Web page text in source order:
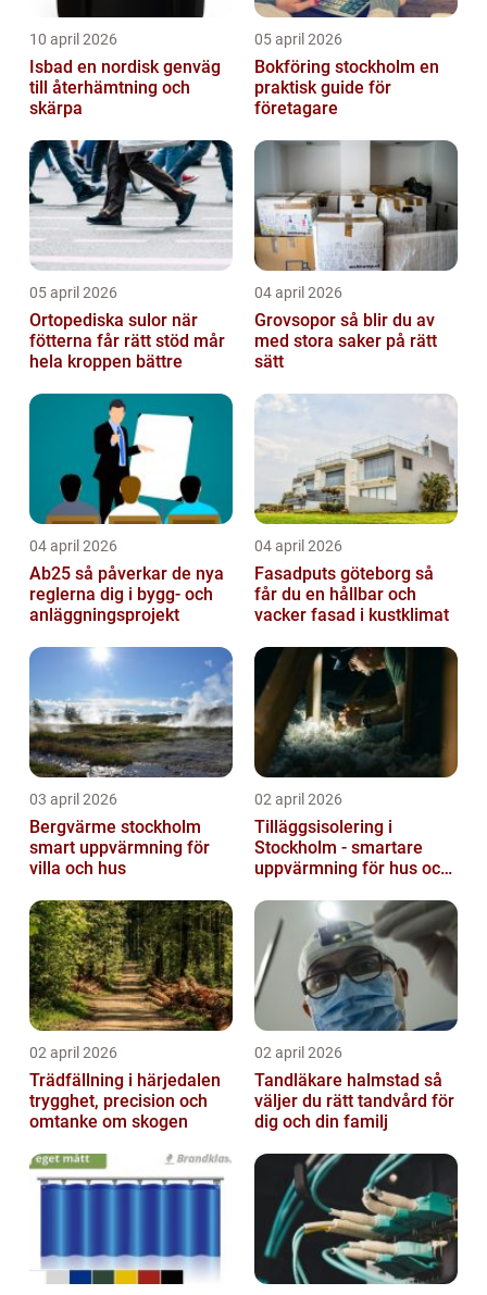
10 april 2026
Isbad en nordisk genväg
till återhämtning och
skärpa
05 april 2026
Bokföring stockholm en
praktisk guide för
företagare
05 april 2026
Ortopediska sulor när
fötterna får rätt stöd mår
hela kroppen bättre
04 april 2026
Grovsopor så blir du av
med stora saker på rätt
sätt
04 april 2026
Ab25 så påverkar de nya
reglerna dig i bygg- och
anläggningsprojekt
04 april 2026
Fasadputs göteborg så
får du en hållbar och
vacker fasad i kustklimat
03 april 2026
Bergvärme stockholm
smart uppvärmning för
villa och hus
02 april 2026
Tilläggsisolering i
Stockholm - smartare
uppvärmning för hus och
02 april 2026
Trädfällning i härjedalen
trygghet, precision och
omtanke om skogen
02 april 2026
Tandläkare halmstad så
väljer du rätt tandvård för
dig och din familj